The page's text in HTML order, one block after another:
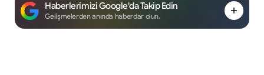
Haberlerimizi Google'da Takip Edin
Gelişmelerden anında haberdar olun.